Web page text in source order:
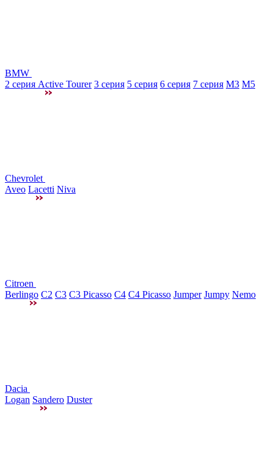
BMW
2 серия Active Tourer 3 серия 5 серия 6 серия 7 серия M3 М5
Chevrolet
Aveo Lacetti Niva
Citroen
Berlingo C2 C3 C3 Picasso C4 C4 Picasso Jumper Jumpy Nemo
Dacia
Logan Sandero Duster